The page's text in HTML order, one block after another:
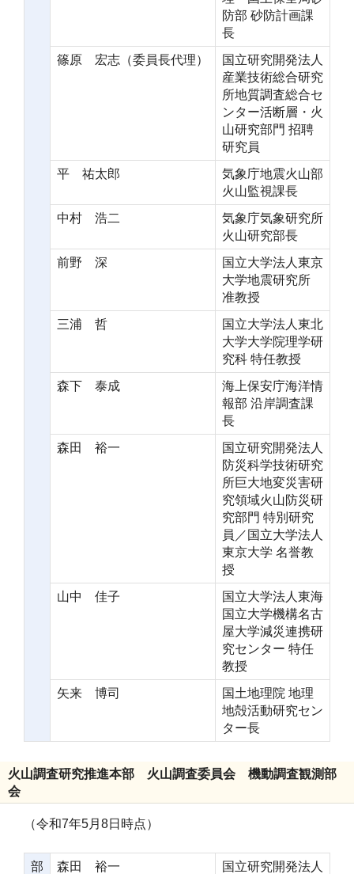
防部 砂防計画課
長
篠原 宏志（委員長代理）
国立研究開発法人
産業技術総合研究
所地質調査総合セ
ンター活断層・火
山研究部門 招聘
研究員
平 祐太郎
気象庁地震火山部
火山監視課長
中村 浩二
気象庁気象研究所
火山研究部長
前野 深
国立大学法人東京
大学地震研究所
准教授
三浦 哲
国立大学法人東北
大学大学院理学研
究科 特任教授
森下 泰成
海上保安庁海洋情
報部 沿岸調査課
長
森田 裕一
国立研究開発法人
防災科学技術研究
所巨大地変災害研
究領域火山防災研
究部門 特別研究
員／国立大学法人
東京大学 名誉教
授
山中 佳子
国立大学法人東海
国立大学機構名古
屋大学減災連携研
究センター 特任
教授
矢来 博司
国土地理院 地理
地殻活動研究セン
ター長
火山調査研究推進本部 火山調査委員会 機動調査観測部
会
（令和7年5月8日時点）
部
森田 裕一
国立研究開発法人